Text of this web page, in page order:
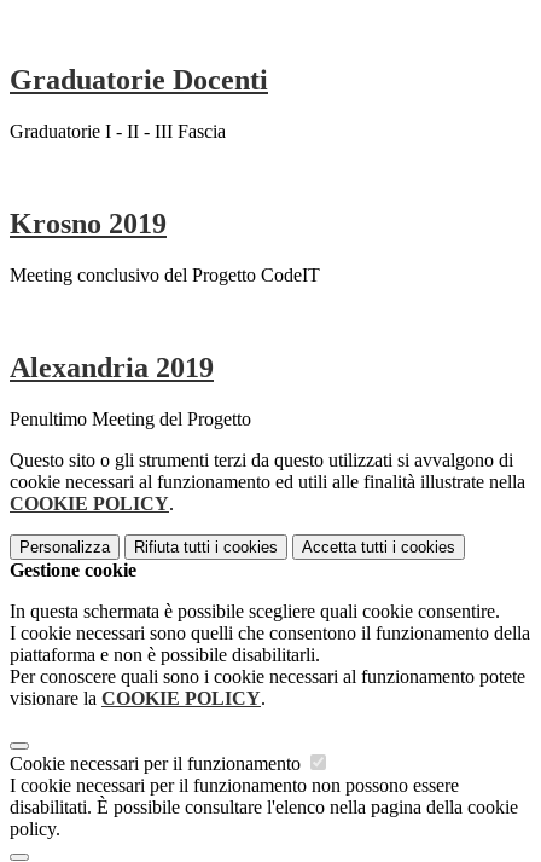
Graduatorie Docenti
Graduatorie I - II - III Fascia
Krosno 2019
Meeting conclusivo del Progetto CodeIT
Alexandria 2019
Penultimo Meeting del Progetto
Questo sito o gli strumenti terzi da questo utilizzati si avvalgono di
cookie necessari al funzionamento ed utili alle finalità illustrate nella
COOKIE POLICY.
Personalizza Rifiuta tutti i cookies Accetta tutti i cookies
Gestione cookie
In questa schermata è possibile scegliere quali cookie consentire.
I cookie necessari sono quelli che consentono il funzionamento della
piattaforma e non è possibile disabilitarli.
Per conoscere quali sono i cookie necessari al funzionamento potete
visionare la COOKIE POLICY.
Cookie necessari per il funzionamento
I cookie necessari per il funzionamento non possono essere
disabilitati. È possibile consultare l'elenco nella pagina della cookie
policy.